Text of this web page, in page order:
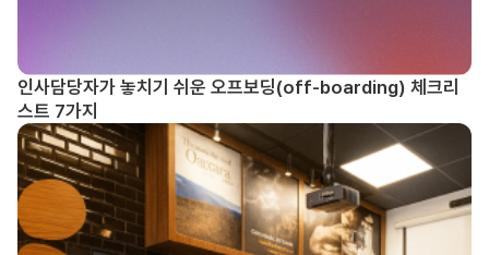
인사담당자가 놓치기 쉬운 오프보딩(off-boarding) 체크리
스트 7가지